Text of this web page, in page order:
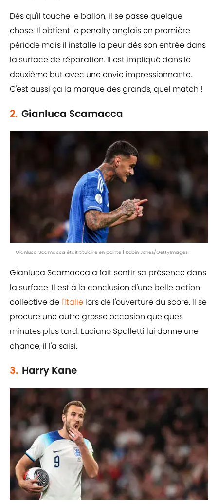
Dès qu'il touche le ballon, il se passe quelque
chose. Il obtient le penalty anglais en première
période mais il installe la peur dès son entrée dans
la surface de réparation. Il est impliqué dans le
deuxième but avec une envie impressionnante.
C'est aussi ça la marque des grands, quel match !
2. Gianluca Scamacca
Gianluca Scamacca était titulaire en pointe | Robin Jones/GettyImages
Gianluca Scamacca a fait sentir sa présence dans
la surface. Il est à la conclusion d'une belle action
collective de l'Italie lors de l'ouverture du score. Il se
procure une autre grosse occasion quelques
minutes plus tard. Luciano Spalletti lui donne une
chance, il l'a saisi.
3. Harry Kane